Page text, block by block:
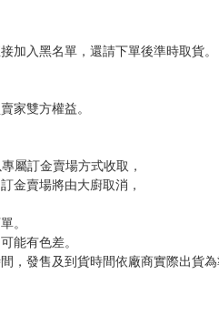
完全同意】
謝謝。
貨。
受理。
加入黑名單，還請下單後準時取貨。
家雙方權益。